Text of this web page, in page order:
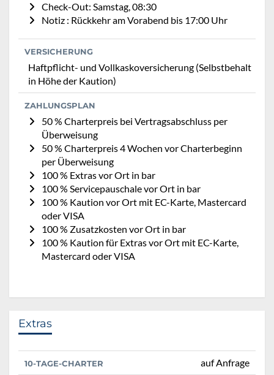
Check-Out: Samstag, 08:30
Notiz : Rückkehr am Vorabend bis 17:00 Uhr
VERSICHERUNG
Haftpflicht- und Vollkaskoversicherung (Selbstbehalt
in Höhe der Kaution)
ZAHLUNGSPLAN
50 % Charterpreis bei Vertragsabschluss per
Überweisung
50 % Charterpreis 4 Wochen vor Charterbeginn
per Überweisung
100 % Extras vor Ort in bar
100 % Servicepauschale vor Ort in bar
100 % Kaution vor Ort mit EC-Karte, Mastercard
oder VISA
100 % Zusatzkosten vor Ort in bar
100 % Kaution für Extras vor Ort mit EC-Karte,
Mastercard oder VISA
Extras
10-TAGE-CHARTER auf Anfrage